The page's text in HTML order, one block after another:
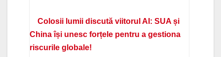
Colosii lumii discută viitorul AI: SUA și
China își unesc forțele pentru a gestiona
riscurile globale!